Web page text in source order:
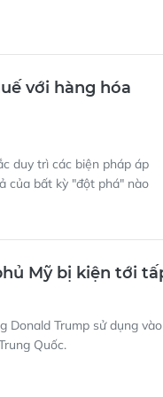
với hàng hóa
duy trì các biện pháp áp
của bất kỳ "đột phá" nào
Mỹ bị kiện tới
Donald Trump sử dụng vào
Quốc.